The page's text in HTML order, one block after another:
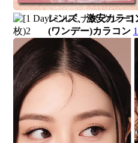
コン、遠視用カラコ
レンズ、激安カラコ
(ワンデー)カラコン
[1 Day/ミルミナス
箱30枚)、乱視用カ
視用カラコン、激安
コン、遠視用カラコ
レンズ、激安カラ
(1週間)カラコン
[1 Day/ミルミナス
箱30枚)、乱視用カ